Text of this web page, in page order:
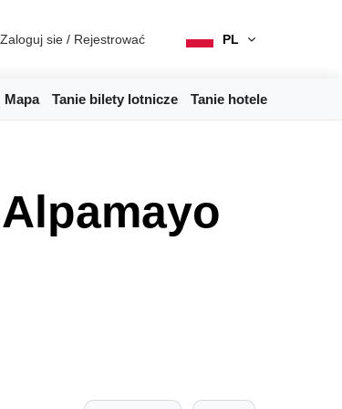
Zaloguj sie / Rejestrować PL
Mapa Tanie bilety lotnicze Tanie hotele